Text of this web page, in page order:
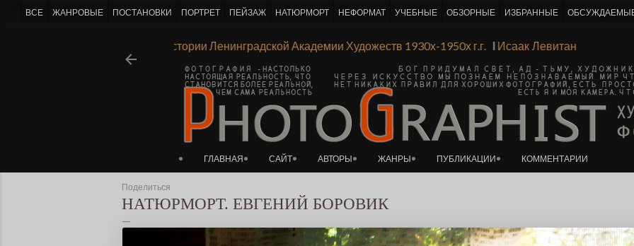
К основному контенту
ΙИз истории Ленинградской Академии Художеств 1930х-1950х г.г. ΙИсаак Левитан
ГЛАВНАЯ САЙТ АВТОРЫ ЖАНРЫ ПУБЛИКАЦИИ КОММЕНТАРИИ
Поделиться
НАТЮРМОРТ. ЕВГЕНИЙ БОРОВИК
ВСЕ ЖАНРОВЫЕ ПОСТАНОВКИ ПОРТРЕТ ПЕЙЗАЖ НАТЮРМОРТ НЕФОРМАТ УЧЕБНЫЕ ОБЗОРНЫЕ ИЗБРАННЫЕ